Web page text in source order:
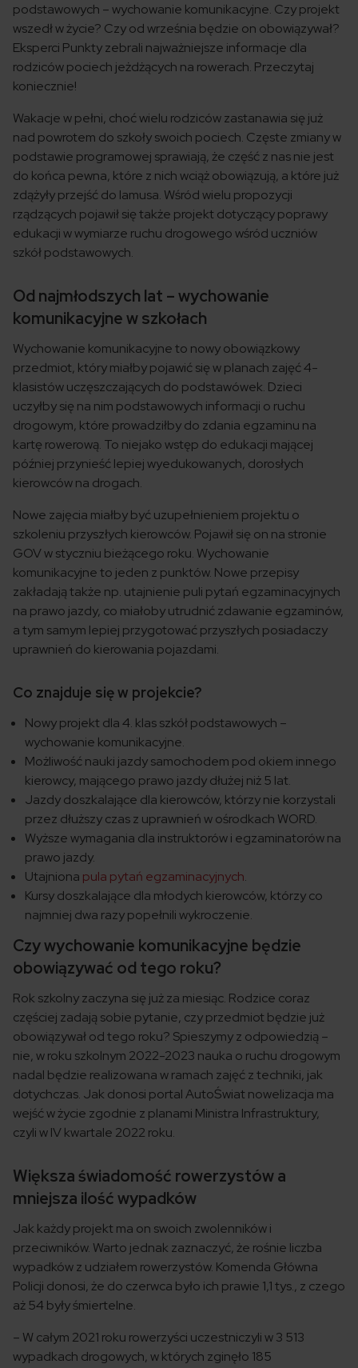
podstawowych – wychowanie komunikacyjne. Czy projekt
wszedł w życie? Czy od września będzie on obowiązywał?
Eksperci Punkty zebrali najważniejsze informacje dla
rodziców pociech jeżdżących na rowerach. Przeczytaj
koniecznie!
Wakacje w pełni, choć wielu rodziców zastanawia się już
nad powrotem do szkoły swoich pociech. Częste zmiany w
podstawie programowej sprawiają, że część z nas nie jest
do końca pewna, które z nich wciąż obowiązują, a które już
zdążyły przejść do lamusa. Wśród wielu propozycji
rządzących pojawił się także projekt dotyczący poprawy
edukacji w wymiarze ruchu drogowego wśród uczniów
szkół podstawowych.
Od najmłodszych lat – wychowanie
komunikacyjne w szkołach
Wychowanie komunikacyjne to nowy obowiązkowy
przedmiot, który miałby pojawić się w planach zajęć 4-
klasistów uczęszczających do podstawówek. Dzieci
uczyłby się na nim podstawowych informacji o ruchu
drogowym, które prowadziłby do zdania egzaminu na
kartę rowerową. To niejako wstęp do edukacji mającej
później przynieść lepiej wyedukowanych, dorosłych
kierowców na drogach.
Nowe zajęcia miałby być uzupełnieniem projektu o
szkoleniu przyszłych kierowców. Pojawił się on na stronie
GOV w styczniu bieżącego roku. Wychowanie
komunikacyjne to jeden z punktów. Nowe przepisy
zakładają także np. utajnienie puli pytań egzaminacyjnych
na prawo jazdy, co miałoby utrudnić zdawanie egzaminów,
a tym samym lepiej przygotować przyszłych posiadaczy
uprawnień do kierowania pojazdami.
Co znajduje się w projekcie?
Nowy projekt dla 4. klas szkół podstawowych –
wychowanie komunikacyjne.
Możliwość nauki jazdy samochodem pod okiem innego
kierowcy, mającego prawo jazdy dłużej niż 5 lat.
Jazdy doszkalające dla kierowców, którzy nie korzystali
przez dłuższy czas z uprawnień w ośrodkach WORD.
Wyższe wymagania dla instruktorów i egzaminatorów na
prawo jazdy.
Utajniona pula pytań egzaminacyjnych.
Kursy doszkalające dla młodych kierowców, którzy co
najmniej dwa razy popełnili wykroczenie.
Czy wychowanie komunikacyjne będzie
obowiązywać od tego roku?
Rok szkolny zaczyna się już za miesiąc. Rodzice coraz
częściej zadają sobie pytanie, czy przedmiot będzie już
obowiązywał od tego roku? Spieszymy z odpowiedzią –
nie, w roku szkolnym 2022-2023 nauka o ruchu drogowym
nadal będzie realizowana w ramach zajęć z techniki, jak
dotychczas. Jak donosi portal AutoŚwiat nowelizacja ma
wejść w życie zgodnie z planami Ministra Infrastruktury,
czyli w IV kwartale 2022 roku.
Większa świadomość rowerzystów a
mniejsza ilość wypadków
Jak każdy projekt ma on swoich zwolenników i
przeciwników. Warto jednak zaznaczyć, że rośnie liczba
wypadków z udziałem rowerzystów. Komenda Główna
Policji donosi, że do czerwca było ich prawie 1,1 tys., z czego
aż 54 były śmiertelne.
– W całym 2021 roku rowerzyści uczestniczyli w 3 513
wypadkach drogowych, w których zginęło 185